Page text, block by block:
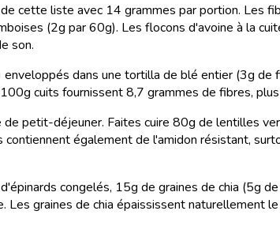
cette liste avec 14 grammes par portion. Les
(2g par 60g). Les flocons d'avoine à la
son.
dans une tortilla de blé entier (3g
cuits fournissent 8,7 grammes de fibres,
petit-déjeuner. Faites cuire 80g de lentilles
également de l'amidon résistant,
congelés, 15g de graines de chia (5g
graines de chia épaississent naturellement